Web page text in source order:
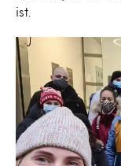
ist.